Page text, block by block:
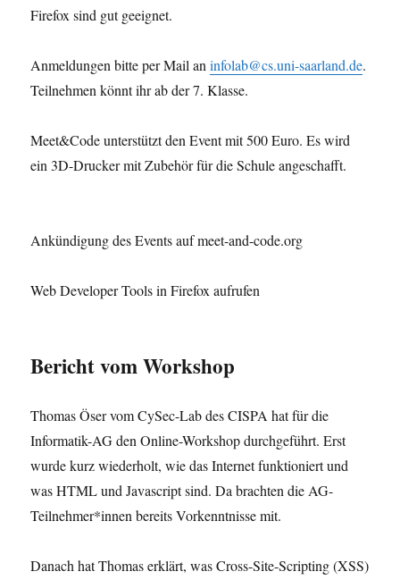
Firefox sind gut geeignet.
Anmeldungen bitte per Mail aninfolab@cs.uni-saarland.de.
Teilnehmen könnt ihr ab der 7. Klasse.
Meet&Code unterstützt den Event mit 500 Euro. Es wird
ein 3D-Drucker mit Zubehör für die Schule angeschafft.
Ankündigung des Events auf meet-and-code.org
Web Developer Tools in Firefox aufrufen
Bericht vom Workshop
Thomas Öser vom CySec-Lab des CISPA hat für die
Informatik-AG den Online-Workshop durchgeführt. Erst
wurde kurz wiederholt, wie das Internet funktioniert und
was HTML und Javascript sind. Da brachten die AG-
Teilnehmer*innen bereits Vorkenntnisse mit.
Danach hat Thomas erklärt, was Cross-Site-Scripting (XSS)